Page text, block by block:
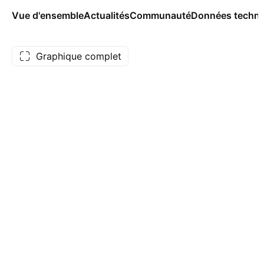
Vue d'ensembleActualitésCommunautéDonnées
Graphique complet